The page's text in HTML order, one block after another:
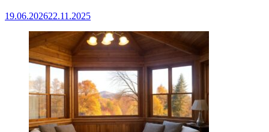
19.06.202622.11.2025